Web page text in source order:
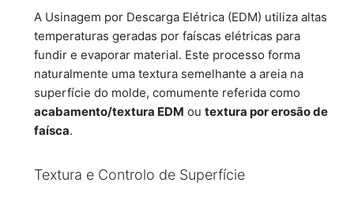
A Usinagem por Descarga Elétrica (EDM) utiliza altas
temperaturas geradas por faíscas elétricas para
fundir e evaporar material. Este processo forma
naturalmente uma textura semelhante a areia na
superfície do molde, comumente referida como
acabamento/textura EDM ou textura por erosão de
faísca.
Textura e Controlo de Superfície